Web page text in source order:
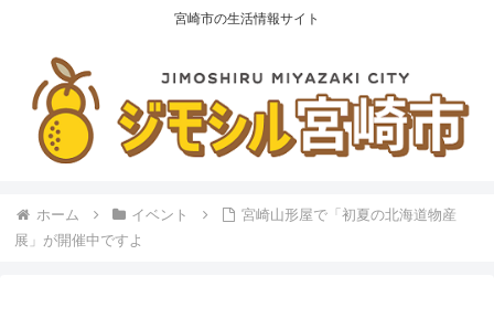
宮崎市の生活情報サイト
ホーム イベント
宮崎山形屋で「初夏の北海道物産
展」が開催中ですよ